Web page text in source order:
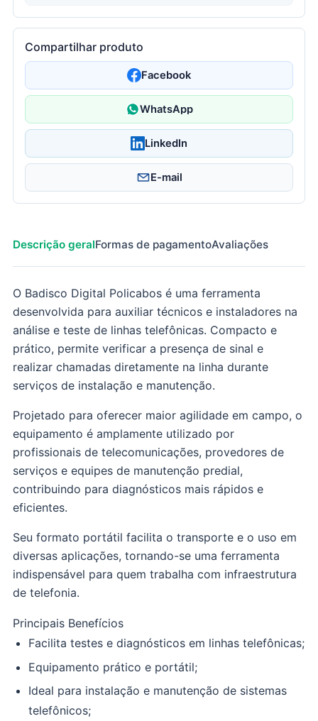
Compartilhar produto
Facebook
WhatsApp
LinkedIn
E-mail
Descrição geralFormas de pagamentoAvaliações
O Badisco Digital Policabos é uma ferramenta
desenvolvida para auxiliar técnicos e instaladores na
análise e teste de linhas telefônicas. Compacto e
prático, permite verificar a presença de sinal e
realizar chamadas diretamente na linha durante
serviços de instalação e manutenção.
Projetado para oferecer maior agilidade em campo, o
equipamento é amplamente utilizado por
profissionais de telecomunicações, provedores de
serviços e equipes de manutenção predial,
contribuindo para diagnósticos mais rápidos e
eficientes.
Seu formato portátil facilita o transporte e o uso em
diversas aplicações, tornando-se uma ferramenta
indispensável para quem trabalha com infraestrutura
de telefonia.
Principais Benefícios
Facilita testes e diagnósticos em linhas telefônicas;
Equipamento prático e portátil;
Ideal para instalação e manutenção de sistemas
telefônicos;